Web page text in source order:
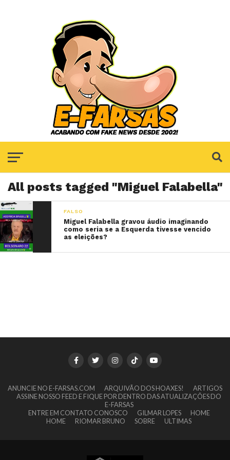
All posts tagged "Miguel Falabella"
FALSO
Miguel Falabella gravou áudio imaginando
como seria se a Esquerda tivesse vencido
as eleições?
ANUNCIE NO E-FARSAS.COM ARQUIVÃO DOS HOAXES!
ARTIGOS
ASSINE NOSSO FEED E FIQUE POR DENTRO DAS ATUALIZAÇÕES DO
E-FARSAS
ENTRE EM CONTATO CONOSCO
GILMAR LOPES
HOME
HOME
RIOMAR BRUNO SOBRE ULTIMAS